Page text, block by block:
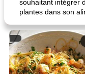
souhaitant intégrer
plantes dans son